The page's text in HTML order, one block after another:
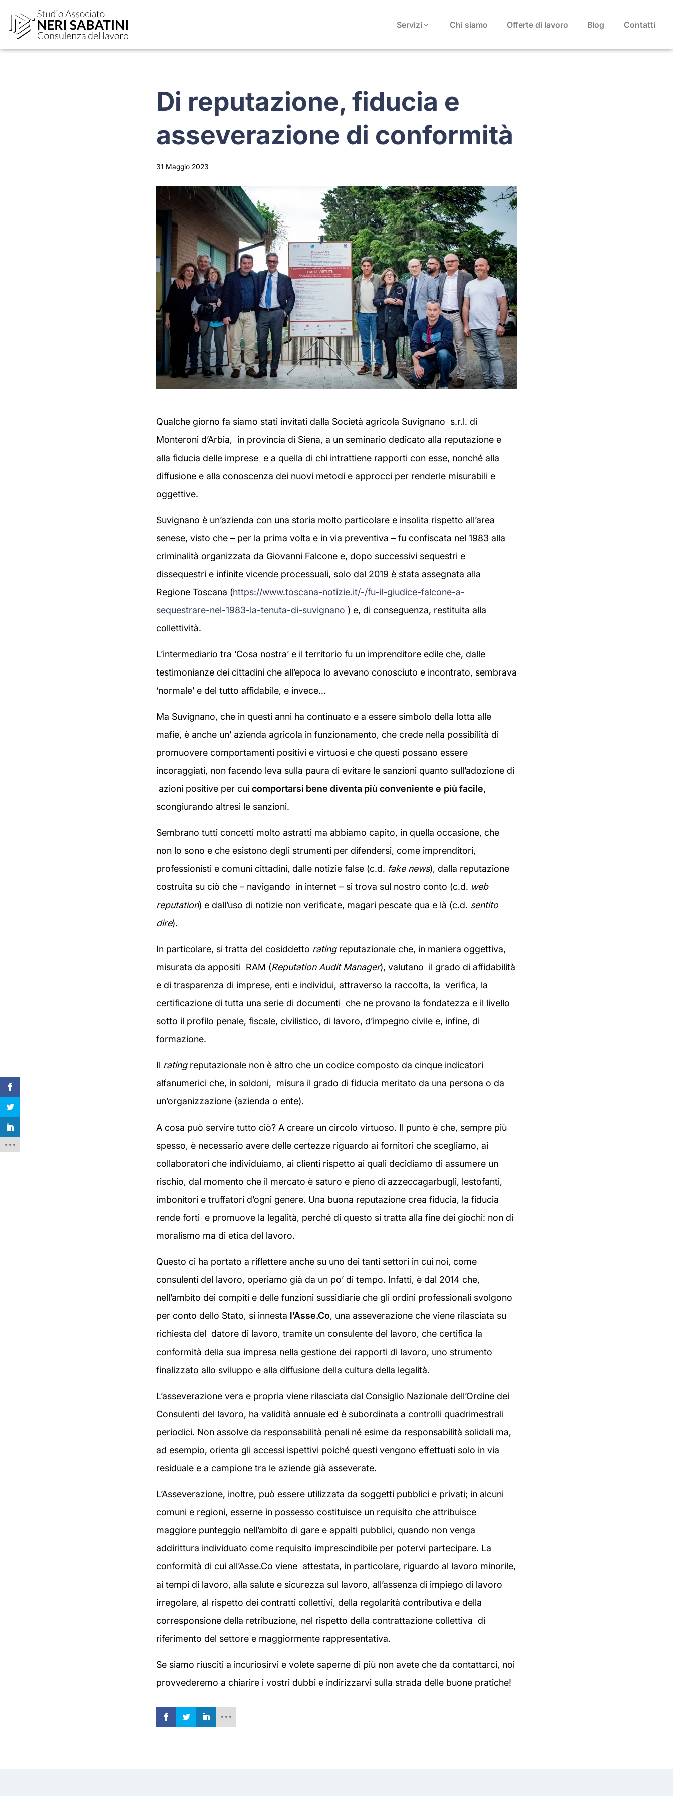
Servizi Chi siamo Offerte di lavoro Blog Contatti
Di reputazione, fiducia e
asseverazione di conformità
31 Maggio 2023
Qualche giorno fa siamo stati invitati dalla Società agricola Suvignano s.r.l. di
Monteroni d’Arbia, in provincia di Siena, a un seminario dedicato alla reputazione e
alla fiducia delle imprese e a quella di chi intrattiene rapporti con esse, nonché alla
diffusione e alla conoscenza dei nuovi metodi e approcci per renderle misurabili e
oggettive.
Suvignano è un’azienda con una storia molto particolare e insolita rispetto all’area
senese, visto che – per la prima volta e in via preventiva – fu confiscata nel 1983 alla
criminalità organizzata da Giovanni Falcone e, dopo successivi sequestri e
dissequestri e infinite vicende processuali, solo dal 2019 è stata assegnata alla
Regione Toscana (https://www.toscana-notizie.it/-/fu-il-giudice-falcone-a-
sequestrare-nel-1983-la-tenuta-di-suvignano ) e, di conseguenza, restituita alla
collettività.
L’intermediario tra ‘Cosa nostra’ e il territorio fu un imprenditore edile che, dalle
testimonianze dei cittadini che all’epoca lo avevano conosciuto e incontrato, sembrava
‘normale’ e del tutto affidabile, e invece…
Ma Suvignano, che in questi anni ha continuato e a essere simbolo della lotta alle
mafie, è anche un’ azienda agricola in funzionamento, che crede nella possibilità di
promuovere comportamenti positivi e virtuosi e che questi possano essere
incoraggiati, non facendo leva sulla paura di evitare le sanzioni quanto sull’adozione di
azioni positive per cui comportarsi bene diventa più conveniente e più facile,
scongiurando altresì le sanzioni.
Sembrano tutti concetti molto astratti ma abbiamo capito, in quella occasione, che
non lo sono e che esistono degli strumenti per difendersi, come imprenditori,
professionisti e comuni cittadini, dalle notizie false (c.d. fake news), dalla reputazione
costruita su ciò che – navigando in internet – si trova sul nostro conto (c.d. web
reputation) e dall’uso di notizie non verificate, magari pescate qua e là (c.d. sentito
dire).
In particolare, si tratta del cosiddetto rating reputazionale che, in maniera oggettiva,
misurata da appositi RAM (Reputation Audit Manager), valutano il grado di affidabilità
e di trasparenza di imprese, enti e individui, attraverso la raccolta, la verifica, la
certificazione di tutta una serie di documenti che ne provano la fondatezza e il livello
sotto il profilo penale, fiscale, civilistico, di lavoro, d’impegno civile e, infine, di
formazione.
Il ratingreputazionale non è altro che un codice composto da cinque indicatori
alfanumerici che, in soldoni, misura il grado di fiducia meritato da una persona o da
un’organizzazione (azienda o ente).
A cosa può servire tutto ciò? A creare un circolo virtuoso. Il punto è che, sempre più
spesso, è necessario avere delle certezze riguardo ai fornitori che scegliamo, ai
collaboratori che individuiamo, ai clienti rispetto ai quali decidiamo di assumere un
rischio, dal momento che il mercato è saturo e pieno di azzeccagarbugli, lestofanti,
imbonitori e truffatori d’ogni genere. Una buona reputazione crea fiducia, la fiducia
rende forti e promuove la legalità, perché di questo si tratta alla fine dei giochi: non di
moralismo ma di etica del lavoro.
Questo ci ha portato a riflettere anche su uno dei tanti settori in cui noi, come
consulenti del lavoro, operiamo già da un po’ di tempo. Infatti, è dal 2014 che,
nell’ambito dei compiti e delle funzioni sussidiarie che gli ordini professionali svolgono
per conto dello Stato, si innesta l’Asse.Co, una asseverazione che viene rilasciata su
richiesta del datore di lavoro, tramite un consulente del lavoro, che certifica la
conformità della sua impresa nella gestione dei rapporti di lavoro, uno strumento
finalizzato allo sviluppo e alla diffusione della cultura della legalità.
L’asseverazione vera e propria viene rilasciata dal Consiglio Nazionale dell’Ordine dei
Consulenti del lavoro, ha validità annuale ed è subordinata a controlli quadrimestrali
periodici. Non assolve da responsabilità penali né esime da responsabilità solidali ma,
ad esempio, orienta gli accessi ispettivi poiché questi vengono effettuati solo in via
residuale e a campione tra le aziende già asseverate.
L’Asseverazione, inoltre, può essere utilizzata da soggetti pubblici e privati; in alcuni
comuni e regioni, esserne in possesso costituisce un requisito che attribuisce
maggiore punteggio nell’ambito di gare e appalti pubblici, quando non venga
addirittura individuato come requisito imprescindibile per potervi partecipare. La
conformità di cui all’Asse.Co viene attestata, in particolare, riguardo al lavoro minorile,
ai tempi di lavoro, alla salute e sicurezza sul lavoro, all’assenza di impiego di lavoro
irregolare, al rispetto dei contratti collettivi, della regolarità contributiva e della
corresponsione della retribuzione, nel rispetto della contrattazione collettiva di
riferimento del settore e maggiormente rappresentativa.
Se siamo riusciti a incuriosirvi e volete saperne di più non avete che da contattarci, noi
provvederemo a chiarire i vostri dubbi e indirizzarvi sulla strada delle buone pratiche!